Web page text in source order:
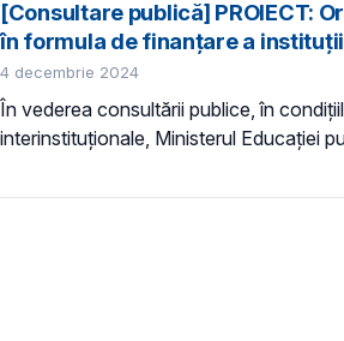
[Consultare publică] PROIECT:
în formula de finanțare a
4 decembrie 2024
În vederea consultării publice, în
interinstituționale, Ministerul Educaţiei